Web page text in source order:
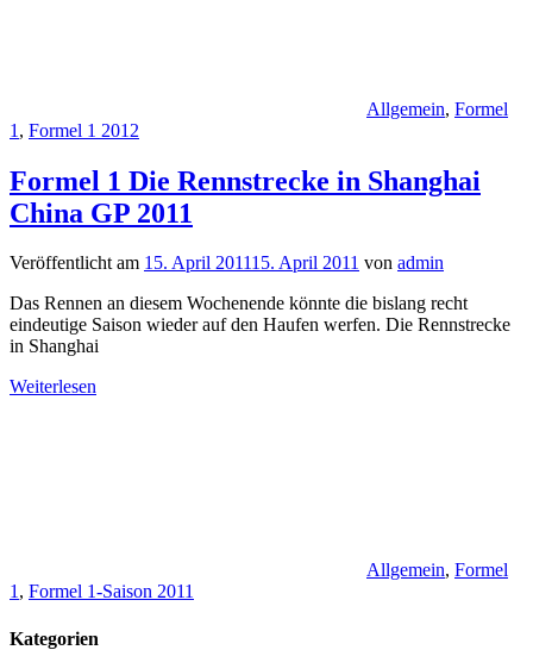
Allgemein, Formel
1 , Formel 1 2012
Formel 1 Die Rennstrecke in Shanghai
China GP 2011
Veröffentlicht am 15. April 201115. April 2011 von admin
Das Rennen an diesem Wochenende könnte die bislang recht
eindeutige Saison wieder auf den Haufen werfen. Die Rennstrecke
in Shanghai
Weiterlesen
Allgemein, Formel
1, Formel 1-Saison 2011
Kategorien